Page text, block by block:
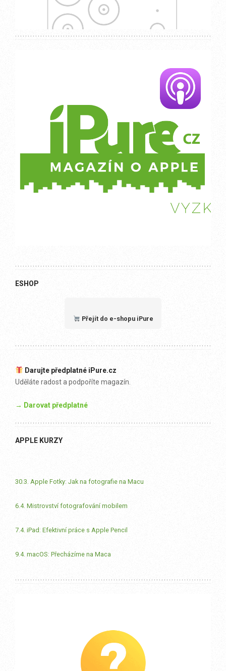
ESHOP
Přejít do e-shopu iPure
Darujte předplatné iPure.cz
Uděláte radost a podpoříte magazín.
→ Darovat předplatné
APPLE KURZY
30.3. Apple Fotky: Jak na fotografie na Macu
6.4. Mistrovství fotografování mobilem
7.4. iPad: Efektivní práce s Apple Pencil
9.4. macOS: Přecházíme na Maca